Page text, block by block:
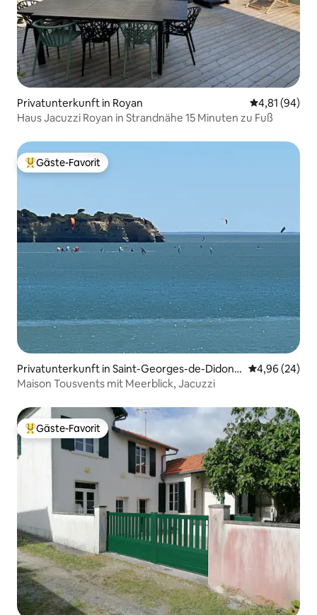
Privatunterkunft in Royan
4,81 (94)
Haus Jacuzzi Royan in Strandnähe 15 Minuten zu Fuß
Beliebter Gäste-Favorit.
Gäste-Favorit
Privatunterkunft in Saint-Georges-de-Didonn
e
4,96 (24)
Maison Tousvents mit Meerblick, Jacuzzi
Beliebter Gäste-Favorit.
Gäste-Favorit